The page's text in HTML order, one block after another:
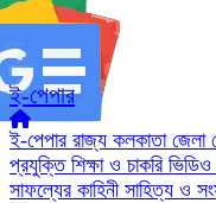
ই-পেপার
ই-পেপার রাজ্য কলকাতা জেলা
প্রযুক্তি শিক্ষা ও চাকরি ভিডিও
সাফল্যের কাহিনী সাহিত্য ও